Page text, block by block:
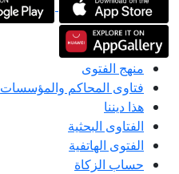
منهج الفتوى
فتاوى المحاكم والمؤسسات
هذا ديننا
الفتاوى البحثية
الفتوى الهاتفية
حساب الزكاة